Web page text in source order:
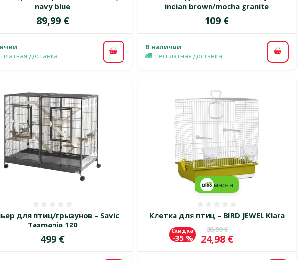
navy blue
Цена
89,99 €
доставка
В корзину
indian brown/mocha granite
Цена
109 €
В наличии
Бесплатная доставка
В
для птиц/грызунов – Savic
Tasmania 120
Цена
499 €
Клетка для птиц – BIRD JEWEL Klara
Исходная цена
38,99 €
Цена
24,98 €
Скидка
-35 %
марка